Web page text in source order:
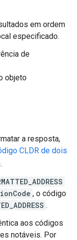
em ordem
especificado.
de
objeto
a resposta,
CLDR de dois
, o código
.
aos códigos
notáveis. Por